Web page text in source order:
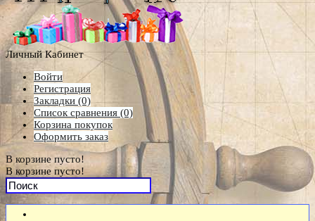
Личный Кабинет
Войти
Регистрация
Закладки (0)
Список сравнения (0)
Корзина покупок
Оформить заказ
В корзине пусто!
В корзине пусто!